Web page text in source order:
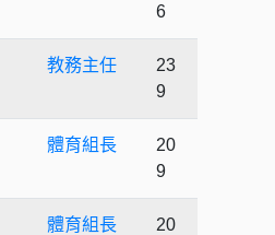
6
教務主任
23
9
體育組長
20
9
體育組長
20